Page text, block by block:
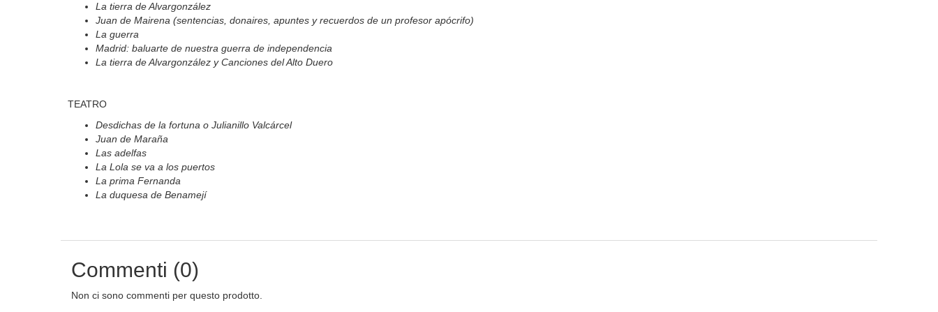
La tierra de Alvargonzález
Juan de Mairena (sentencias, donaires, apuntes y recuerdos de un profesor apócrifo)
La guerra
Madrid: baluarte de nuestra guerra de independencia
La tierra de Alvargonzález y Canciones del Alto Duero
TEATRO
Desdichas de la fortuna o Julianillo Valcárcel
Juan de Maraña
Las adelfas
La Lola se va a los puertos
La prima Fernanda
La duquesa de Benamejí
Commenti (0)
Non ci sono commenti per questo prodotto.